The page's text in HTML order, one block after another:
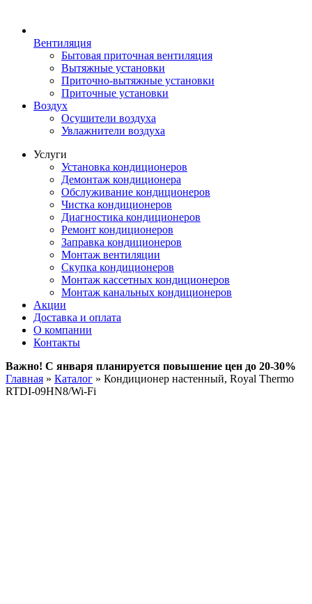
Вентиляция
Бытовая приточная вентиляция
Вытяжные установки
Приточно-вытяжные установки
Приточные установки
Воздух
Осушители воздуха
Увлажнители воздуха
Услуги
Установка кондиционеров
Демонтаж кондиционера
Обслуживание кондиционеров
Чистка кондиционеров
Диагностика кондиционеров
Ремонт кондиционеров
Заправка кондиционеров
Монтаж вентиляции
Скупка кондиционеров
Монтаж кассетных кондиционеров
Монтаж канальных кондиционеров
Акции
Доставка и оплата
О компании
Контакты
Важно! С января планируется повышение цен до 20-30%
Главная » Каталог » Кондиционер настенный, Royal Thermo
RTDI-09HN8/Wi-Fi